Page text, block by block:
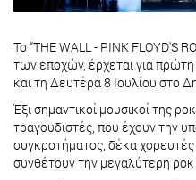
Το “THE WALL - PINK FLOYD'S
των εποχών, έρχεται για
και τη Δευτέρα 8 Ιουλίου στο
Έξι σημαντικοί μουσικοί της
τραγουδιστές, που έχουν την
συγκροτήματος, δέκα
συνθέτουν την μεγαλύτερη ροκ